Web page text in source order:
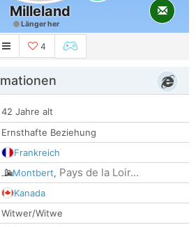
Milleland
Länger her
4
42 Jahre alt
Ernsthafte Beziehung
Frankreich
Montbert, Pays de la Loir...
Kanada
Witwer/Witwe